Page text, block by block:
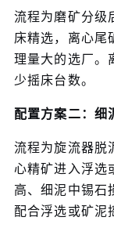
流程为磨矿分级
床精选，离心尾
理量大的选厂。
少摇床台数。
配置方案二：细
流程为旋流器脱
心精矿进入浮选
高、细泥中锡石
配合浮选或矿泥